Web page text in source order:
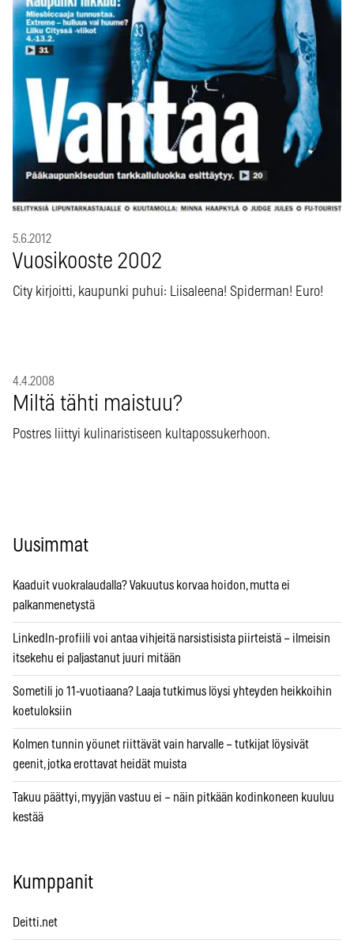
5.6.2012
Vuosikooste 2002
City kirjoitti, kaupunki puhui: Liisaleena! Spiderman! Euro!
4.4.2008
Miltä tähti maistuu?
Postres liittyi kulinaristiseen kultapossukerhoon.
Uusimmat
Kaaduit vuokralaudalla? Vakuutus korvaa hoidon, mutta ei
palkanmenetystä
LinkedIn-profiili voi antaa vihjeitä narsistisista piirteistä – ilmeisin
itsekehu ei paljastanut juuri mitään
Sometili jo 11-vuotiaana? Laaja tutkimus löysi yhteyden heikkoihin
koetuloksiin
Kolmen tunnin yöunet riittävät vain harvalle – tutkijat löysivät
geenit, jotka erottavat heidät muista
Takuu päättyi, myyjän vastuu ei – näin pitkään kodinkoneen kuuluu
kestää
Kumppanit
Deitti.net